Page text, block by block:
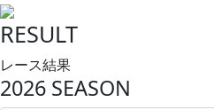
RESULT
レース結果
2026 SEASON